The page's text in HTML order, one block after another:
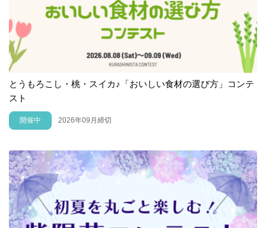
とうもろこし・桃・スイカ♪「おいしい食材の選び方」コンテ
スト
開催中 2026年09月締切